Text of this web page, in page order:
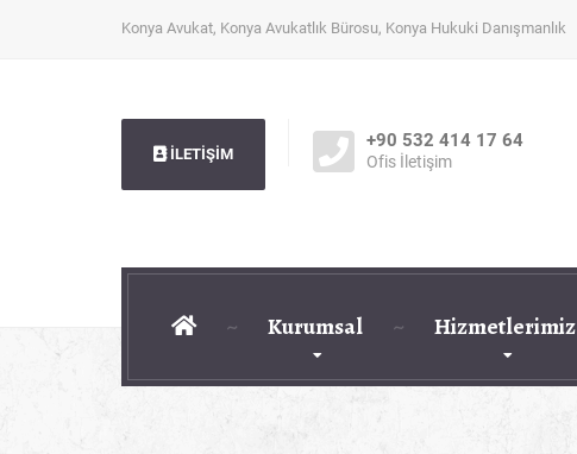
Konya Avukat, Konya Avukatlık Bürosu, Konya Hukuki Danışmanlık
İLETİŞİM
+90 532 414 17 64
Ofis İletişim
Kurumsal Hizmetlerimiz